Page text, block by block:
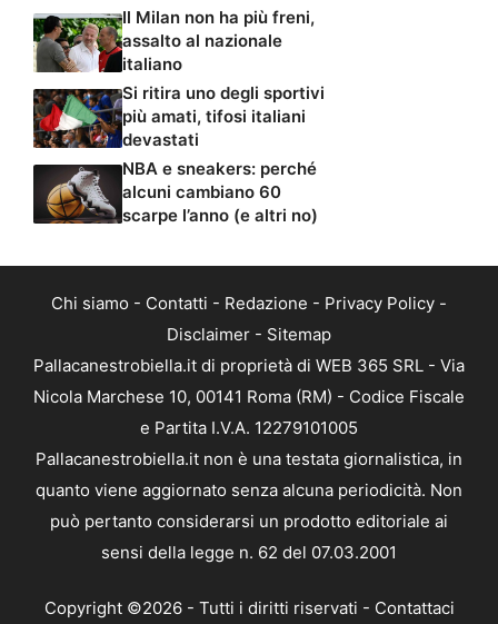
Il Milan non ha più freni,
assalto al nazionale
italiano
Si ritira uno degli sportivi
più amati, tifosi italiani
devastati
NBA e sneakers: perché
alcuni cambiano 60
scarpe l’anno (e altri no)
Chi siamo - Contatti - Redazione - Privacy Policy -
Disclaimer - Sitemap
Pallacanestrobiella.it di proprietà di WEB 365 SRL - Via
Nicola Marchese 10, 00141 Roma (RM) - Codice Fiscale
e Partita I.V.A. 12279101005
Pallacanestrobiella.it non è una testata giornalistica, in
quanto viene aggiornato senza alcuna periodicità. Non
può pertanto considerarsi un prodotto editoriale ai
sensi della legge n. 62 del 07.03.2001
Copyright ©2026 - Tutti i diritti riservati - Contattaci